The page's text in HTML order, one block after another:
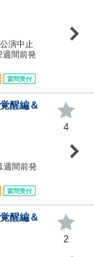
演中止
週間前発
質問受付
醒編＆
週間前発
質問受付
4
醒編＆
2